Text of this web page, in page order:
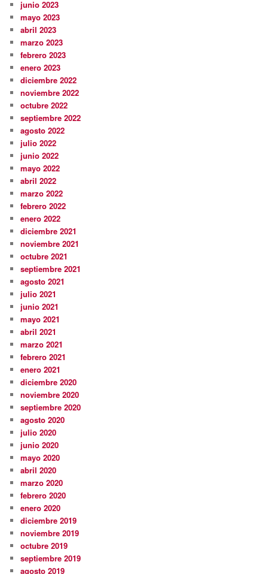
junio 2023
mayo 2023
abril 2023
marzo 2023
febrero 2023
enero 2023
diciembre 2022
noviembre 2022
octubre 2022
septiembre 2022
agosto 2022
julio 2022
junio 2022
mayo 2022
abril 2022
marzo 2022
febrero 2022
enero 2022
diciembre 2021
noviembre 2021
octubre 2021
septiembre 2021
agosto 2021
julio 2021
junio 2021
mayo 2021
abril 2021
marzo 2021
febrero 2021
enero 2021
diciembre 2020
noviembre 2020
septiembre 2020
agosto 2020
julio 2020
junio 2020
mayo 2020
abril 2020
marzo 2020
febrero 2020
enero 2020
diciembre 2019
noviembre 2019
octubre 2019
septiembre 2019
agosto 2019